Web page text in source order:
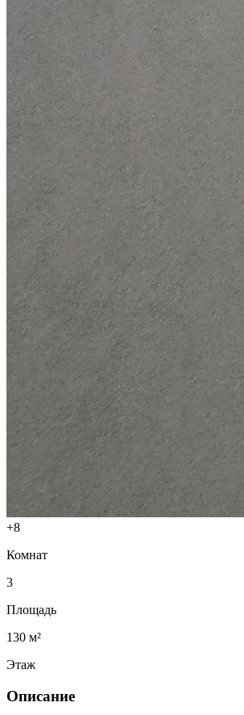
+8
Комнат
3
Площадь
130 м²
Этаж
Описание